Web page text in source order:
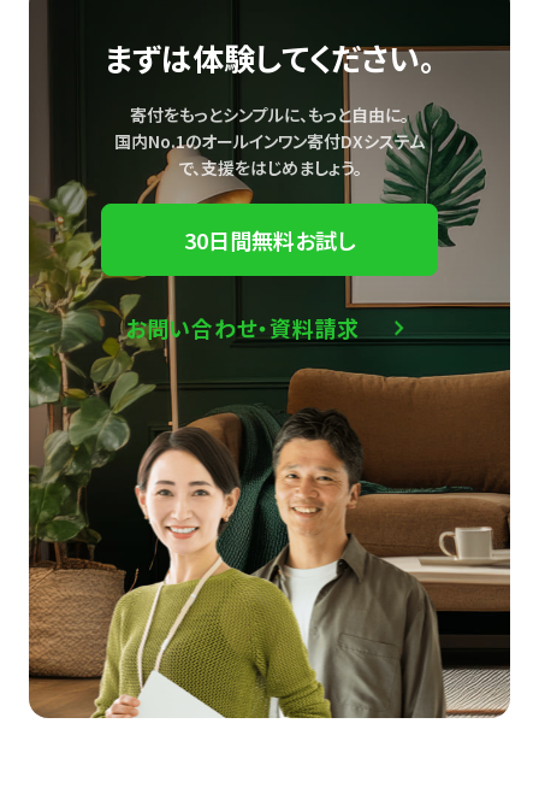
まずは体験してください。
寄付をもっとシンプルに、もっと自由に。
国内No.1のオールインワン寄付DXシステム
で、支援をはじめましょう。
30日間無料お試し
お問い合わせ・資料請求